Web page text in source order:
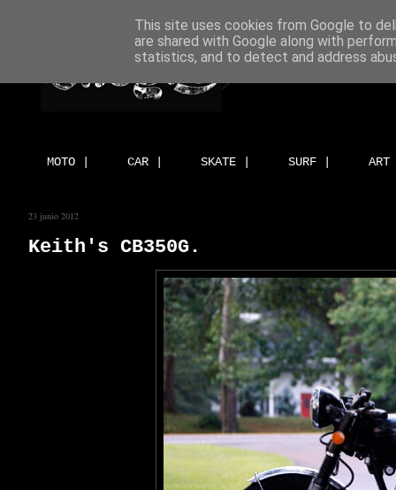
MOTO | CAR | SKATE | SURF |
23 junio 2012
Keith's CB350G.
This site uses cookies from Google to
are shared with Google along with
statistics, and to detect and address